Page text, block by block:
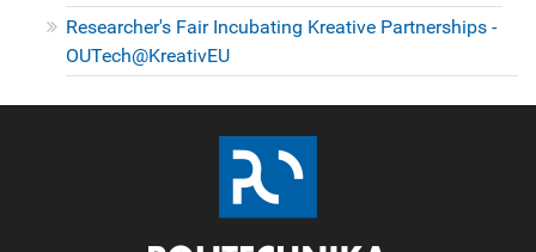
Researcher's Fair Incubating Kreative Partnerships -
OUTech@KreativEU